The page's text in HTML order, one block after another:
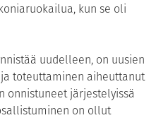
kun se oli
uudelleen, on uusien
toteuttaminen aiheuttanut
onnistuneet järjestelyissä
on ollut